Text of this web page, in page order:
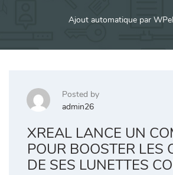
Ajout automatique par
Posted by
admin26
XREAL LANCE UN
POUR BOOSTER LES
DE SES LUNETTES